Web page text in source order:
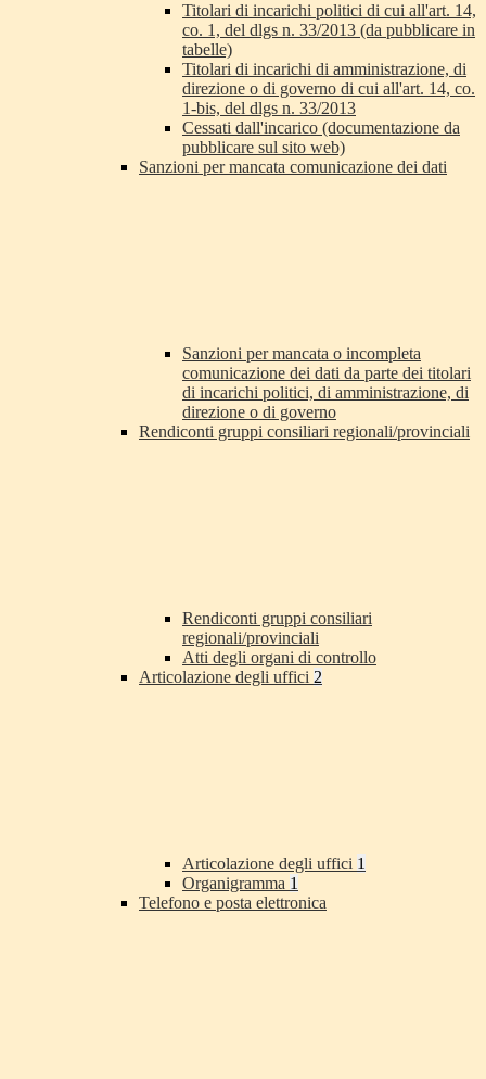
Titolari di incarichi politici di cui all'art. 14,
co. 1, del dlgs n. 33/2013 (da pubblicare in
tabelle)
Titolari di incarichi di amministrazione, di
direzione o di governo di cui all'art. 14, co.
1-bis, del dlgs n. 33/2013
Cessati dall'incarico (documentazione da
pubblicare sul sito web)
Sanzioni per mancata comunicazione dei dati
Sanzioni per mancata o incompleta
comunicazione dei dati da parte dei titolari
di incarichi politici, di amministrazione, di
direzione o di governo
Rendiconti gruppi consiliari regionali/provinciali
Rendiconti gruppi consiliari
regionali/provinciali
Atti degli organi di controllo
Articolazione degli uffici 2
Articolazione degli uffici 1
Organigramma 1
Telefono e posta elettronica